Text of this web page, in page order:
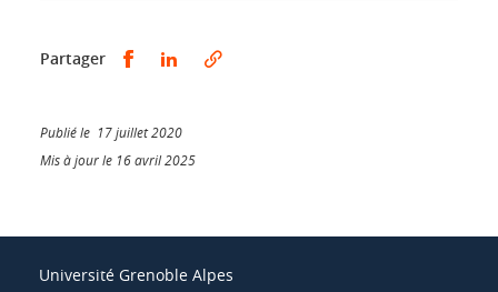
Partager Partager sur Facebook
Partager sur LinkedIn
Publié le 17 juillet 2020
Mis à jour le 16 avril 2025
Université Grenoble Alpes